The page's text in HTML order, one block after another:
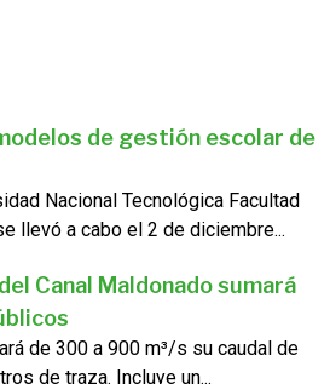
de gestión escolar de
Nacional Tecnológica Facultad
llevó a cabo el 2 de diciembre...
Canal Maldonado sumará
de 300 a 900 m³/s su caudal de
de traza. Incluye un...